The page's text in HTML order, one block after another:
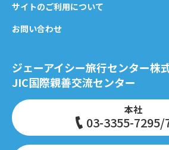
サイトのご利用について
お問い合わせ
ジェーアイシー旅行センター株
JIC国際親善交流センター
本社
03-3355-7295/